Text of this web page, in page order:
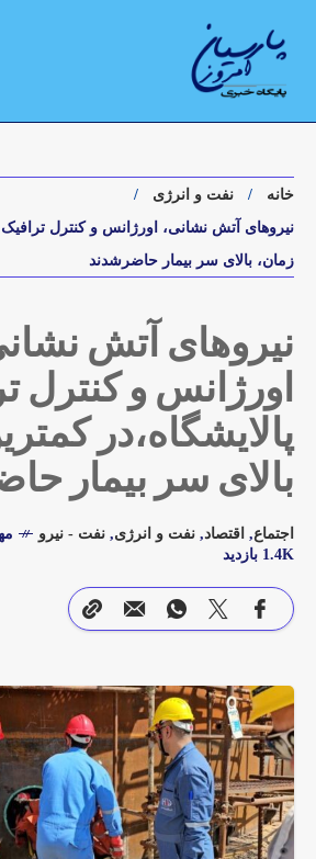
خانه
نفت و انرژی
نیروهای آتش نشانی، اورژانس و کنترل ترافیک
زمان، بالای سر بیمار حاضرشدند
نیروهای آتش
اورژانس و کنترل
پالایشگاه،در
بالای سر بیمار
اجتماع, اقتصاد, نفت و انرژی, نفت - نیرو
مهر
1.4K بازدید